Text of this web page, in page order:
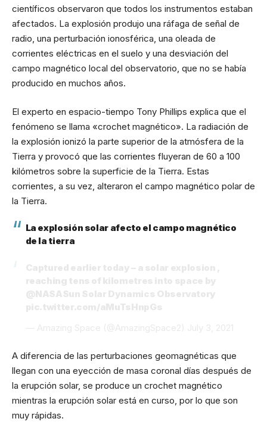
científicos observaron que todos los instrumentos estaban
afectados. La explosión produjo una ráfaga de señal de
radio, una perturbación ionosférica, una oleada de
corrientes eléctricas en el suelo y una desviación del
campo magnético local del observatorio, que no se había
producido en muchos años.
El experto en espacio-tiempo Tony Phillips explica que el
fenómeno se llama «crochet magnético». La radiación de
la explosión ionizó la parte superior de la atmósfera de la
Tierra y provocó que las corrientes fluyeran de 60 a 100
kilómetros sobre la superficie de la Tierra. Estas
corrientes, a su vez, alteraron el campo magnético polar de
la Tierra.
La explosión solar afecto el campo magnético
de la tierra
A diferencia de las perturbaciones geomagnéticas que
llegan con una eyección de masa coronal días después de
la erupción solar, se produce un crochet magnético
mientras la erupción solar está en curso, por lo que son
muy rápidas.